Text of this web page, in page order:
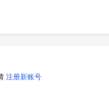
注册新账号